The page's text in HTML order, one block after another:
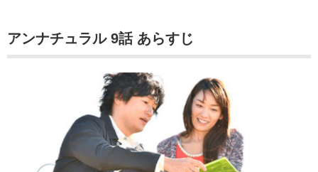
アンナチュラル 9話 あらすじ